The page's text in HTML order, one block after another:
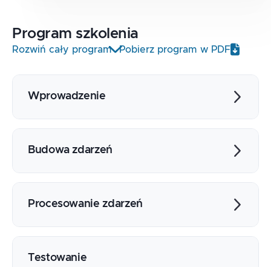
Program szkolenia
Rozwiń cały program Pobierz program w PDF
Wprowadzenie
Event Processing
Budowa zdarzeń
Jakie informacje w zdarzeniu
Procesowanie zdarzeń
Channel
Testowanie